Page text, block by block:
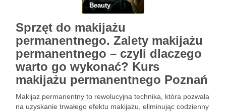
Beauty
Sprzęt do makijażu
permanentnego. Zalety makijażu
permanentnego – czyli dlaczego
warto go wykonać? Kurs
makijażu permanentnego Poznań
Makijaż permanentny to rewolucyjna technika, która pozwala
na uzyskanie trwałego efektu makijażu, eliminując codzienny